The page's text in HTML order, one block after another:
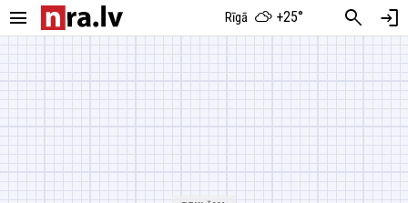
menu Rīgā +25° search login